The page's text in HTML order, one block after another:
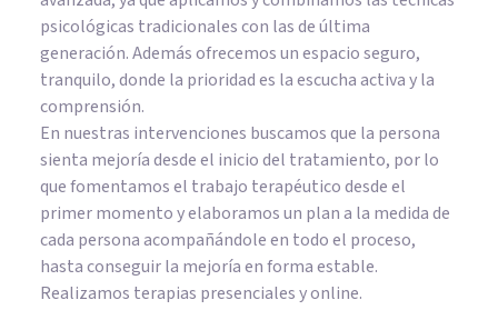
psicológicas tradicionales con las de última
generación. Además ofrecemos un espacio seguro,
tranquilo, donde la prioridad es la escucha activa y la
comprensión.
En nuestras intervenciones buscamos que la persona
sienta mejoría desde el inicio del tratamiento, por lo
que fomentamos el trabajo terapéutico desde el
primer momento y elaboramos un plan a la medida de
cada persona acompañándole en todo el proceso,
hasta conseguir la mejoría en forma estable.
Realizamos terapias presenciales y online.